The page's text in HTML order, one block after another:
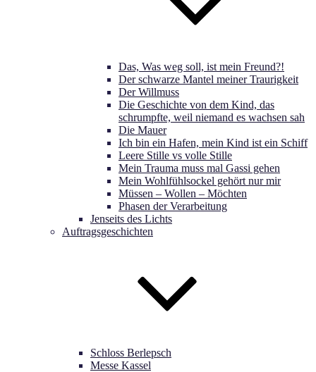
Das, Was weg soll, ist mein Freund?!
Der schwarze Mantel meiner Traurigkeit
Der Willmuss
Die Geschichte von dem Kind, das
schrumpfte, weil niemand es wachsen sah
Die Mauer
Ich bin ein Hafen, mein Kind ist ein Schiff
Leere Stille vs volle Stille
Mein Trauma muss mal Gassi gehen
Mein Wohlfühlsockel gehört nur mir
Müssen – Wollen – Möchten
Phasen der Verarbeitung
Jenseits des Lichts
Auftragsgeschichten
Schloss Berlepsch
Messe Kassel